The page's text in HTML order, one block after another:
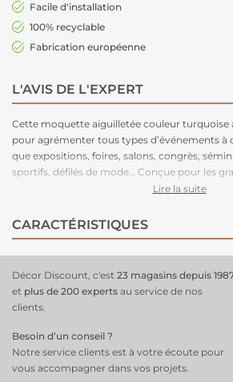
Facile d'installation
100% recyclable
Fabrication européenne
L'AVIS DE L'EXPERT
Cette moquette aiguilletée couleur turquoise
pour agrémenter tous types d’événements à
que expositions, foires, salons, congrès,
sportifs, défilés de mode… Conçue pour les
cette moquette est légère à manipuler, facile
moquette peut être posée en bord à bord ou
que le respect de l’environnement est la
permettant un recyclage total après
Lire la suite
CARACTÉRISTIQUES
Décor Discount, c'est 23 magasins depuis
et plus de 200 experts au service de nos
clients.
Besoin d’un conseil ?
Notre service clients est à votre écoute pour
vous accompagner dans vos projets.